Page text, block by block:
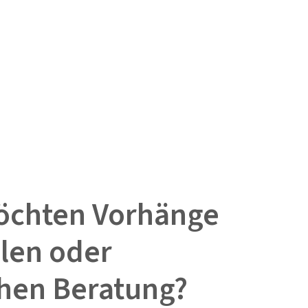
Vorhänge
oder
Beratung?